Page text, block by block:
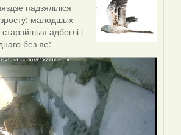
падзяліліся
малодшых
адбеглі і
без яе: